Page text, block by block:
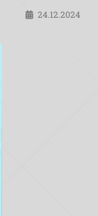
24.12.2024